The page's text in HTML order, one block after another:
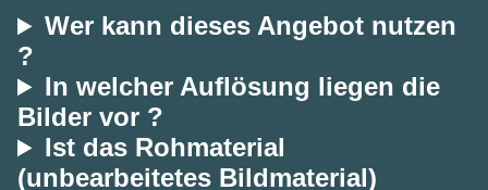
Wer kann dieses Angebot nutzen
?
In welcher Auflösung liegen die
Bilder vor ?
Ist das Rohmaterial
(unbearbeitetes Bildmaterial)